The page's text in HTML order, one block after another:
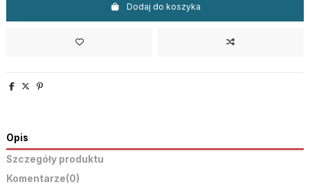
Dodaj do koszyka
Opis
Szczegóły produktu
Komentarze(0)